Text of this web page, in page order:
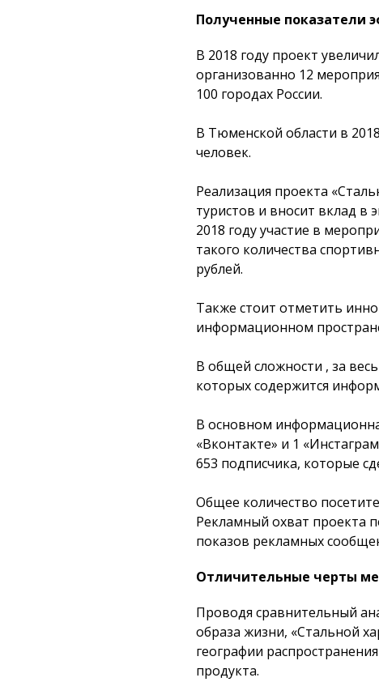
Полученные показатели
В 2018 году проект
организованно 12
100 городах России.
В Тюменской области в
человек.
Реализация проекта
туристов и вносит вклад в
2018 году участие в
такого количества
рублей.
Также стоит отметить
информационном
В общей сложности , за
которых содержится
В основном
«Вконтакте» и 1
653 подписчика, которые
Общее количество
Рекламный охват проекта
показов рекламных
Отличительные черты
Проводя сравнительный
образа жизни, «Стальной
географии
продукта.